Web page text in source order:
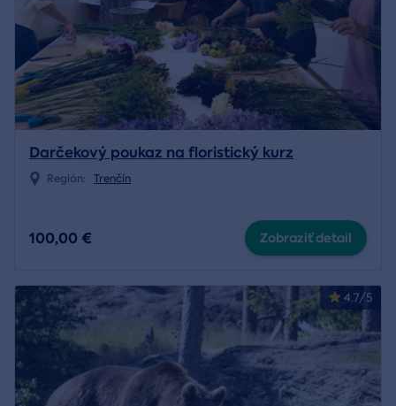
Darčekový poukaz na floristický kurz
Región: Trenčín
100,00 € Zobraziť detail
4.7/5